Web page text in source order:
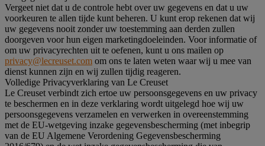
Vergeet niet dat u de controle hebt over uw gegevens en dat u uw
voorkeuren te allen tijde kunt beheren. U kunt erop rekenen dat wij
uw gegevens nooit zonder uw toestemming aan derden zullen
doorgeven voor hun eigen marketingdoeleinden. Voor informatie of
om uw privacyrechten uit te oefenen, kunt u ons mailen op
privacy@lecreuset.com om ons te laten weten waar wij u mee van
dienst kunnen zijn en wij zullen tijdig reageren.
Volledige Privacyverklaring van Le Creuset
Le Creuset verbindt zich ertoe uw persoonsgegevens en uw privacy
te beschermen en in deze verklaring wordt uitgelegd hoe wij uw
persoonsgegevens verzamelen en verwerken in overeenstemming
met de EU-wetgeving inzake gegevensbescherming (met inbegrip
van de EU Algemene Verordening Gegevensbescherming